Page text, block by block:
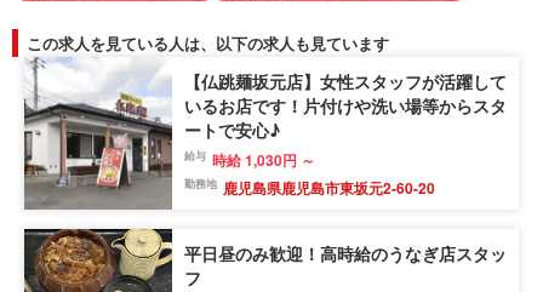
この求人を見ている人は、以下の求人も見ています
【仏跳麺坂元店】女性スタッフが活躍して
いるお店です！片付けや洗い場等からスタ
ートで安心♪
給与 時給 1,030円 ～
勤務地 鹿児島県鹿児島市東坂元2-60-20
平日昼のみ歓迎！高時給のうなぎ店スタッ
フ